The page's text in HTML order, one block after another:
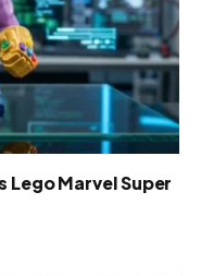
Marvel Super